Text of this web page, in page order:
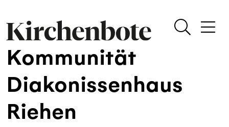
Kommunität
Diakonissenhaus
Riehen